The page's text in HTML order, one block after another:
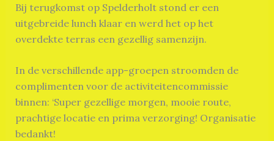
Bij terugkomst op Spelderholt stond er een
uitgebreide lunch klaar en werd het op het
overdekte terras een gezellig samenzijn.
In de verschillende app-groepen stroomden de
complimenten voor de activiteitencommissie
binnen: ‘Super gezellige morgen, mooie route,
prachtige locatie en prima verzorging! Organisatie
bedankt!